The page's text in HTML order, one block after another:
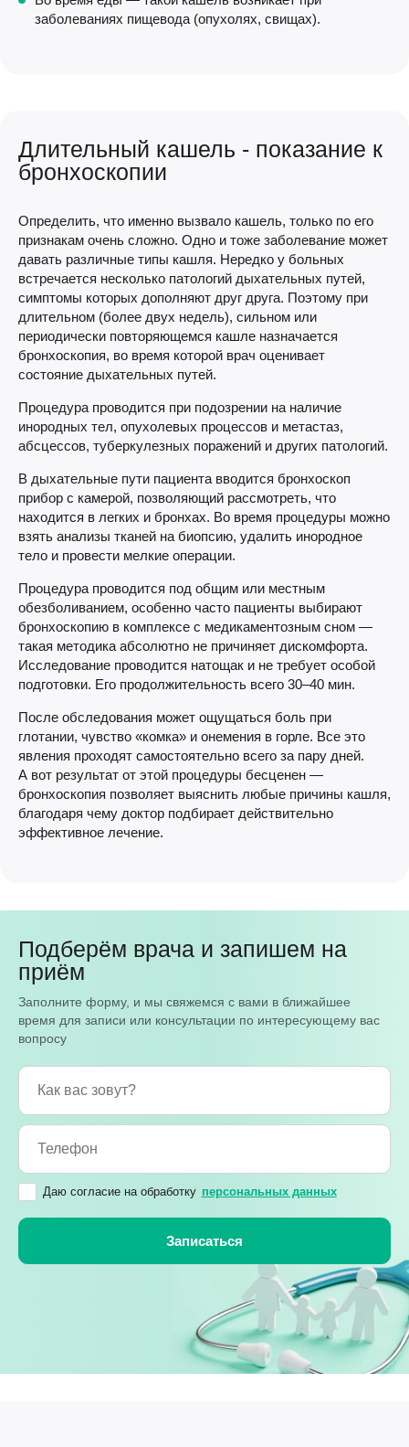
заболеваниях пищевода (опухолях, свищах).
Длительный кашель - показание к
бронхоскопии
Определить, что именно вызвало кашель, только по его
признакам очень сложно. Одно и тоже заболевание может
давать различные типы кашля. Нередко у больных
встречается несколько патологий дыхательных путей,
симптомы которых дополняют друг друга. Поэтому при
длительном (более двух недель), сильном или
периодически повторяющемся кашле назначается
бронхоскопия, во время которой врач оценивает
состояние дыхательных путей.
Процедура проводится при подозрении на наличие
инородных тел, опухолевых процессов и метастаз,
абсцессов, туберкулезных поражений и других патологий.
В дыхательные пути пациента вводится бронхоскоп
прибор с камерой, позволяющий рассмотреть, что
находится в легких и бронхах. Во время процедуры можно
взять анализы тканей на биопсию, удалить инородное
тело и провести мелкие операции.
Процедура проводится под общим или местным
обезболиванием, особенно часто пациенты выбирают
бронхоскопию в комплексе с медикаментозным сном —
такая методика абсолютно не причиняет дискомфорта.
Исследование проводится натощак и не требует особой
подготовки. Его продолжительность всего 30–40 мин.
После обследования может ощущаться боль при
глотании, чувство «комка» и онемения в горле. Все это
явления проходят самостоятельно всего за пару дней.
А вот результат от этой процедуры бесценен —
бронхоскопия позволяет выяснить любые причины кашля,
благодаря чему доктор подбирает действительно
эффективное лечение.
Подберём врача и запишем на
приём
Заполните форму, и мы свяжемся с вами в ближайшее
время для записи или консультации по интересующему вас
вопросу
Даю согласие на обработку персональных данных